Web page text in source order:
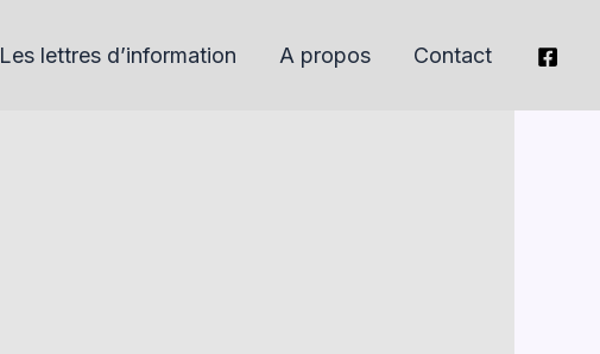
Les lettres d’information A propos Contact